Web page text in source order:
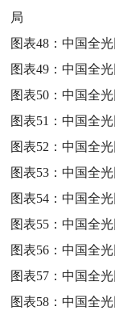
局
图表48：中国全
图表49：中国全
图表50：中国全
图表51：中国全
图表52：中国全
图表53：中国全
图表54：中国全
图表55：中国全
图表56：中国全
图表57：中国全
图表58：中国全